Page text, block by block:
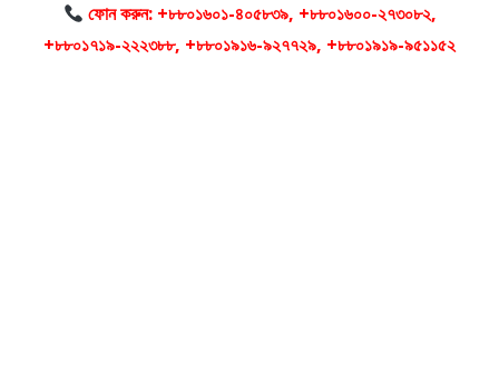
ফোন করুন: +৮৮০১৬০১-৪০৫৮৩৯, +৮৮০১৬০০-২৭৩০৮২,
+৮৮০১৭১৯-২২২৩৮৮, +৮৮০১৯১৬-৯২৭৭২৯, +৮৮০১৯১৯-৯৫১১৫২